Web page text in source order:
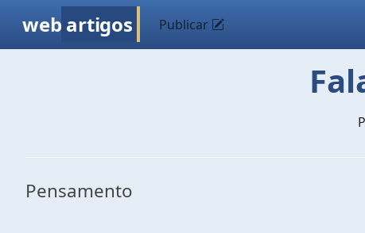
web artigos Publicar
Pensamento